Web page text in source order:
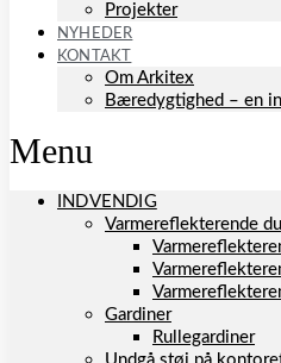
Projekter
NYHEDER
KONTAKT
Om Arkitex
Bæredygtighed – en
Menu
INDVENDIG
Varmereflekterende
Gardiner
Rullegardiner